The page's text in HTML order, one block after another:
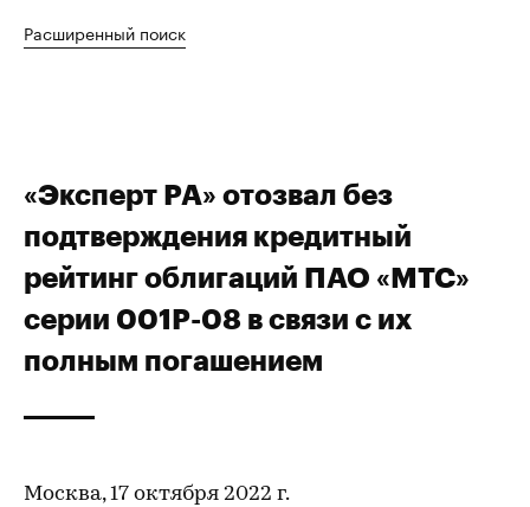
Расширенный поиск
«Эксперт РА» отозвал без
подтверждения кредитный
рейтинг облигаций ПАО «МТС»
серии 001Р-08 в связи с их
полным погашением
Москва, 17 октября 2022 г.